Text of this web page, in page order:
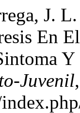
J.
En
Juvenil